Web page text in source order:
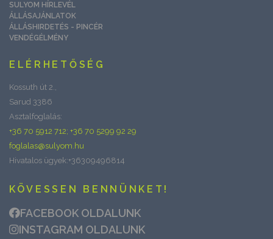
SULYOM HÍRLEVÉL
ÁLLÁSAJÁNLATOK
ÁLLÁSHIRDETÉS - PINCÉR
VENDÉGÉLMÉNY
ELÉRHETŐSÉG
Kossuth út 2.,
Sarud 3386
Asztalfoglalás:
+36 70 5912 712; +36 70 5299 92 29
foglalas@sulyom.hu
Hivatalos ügyek:+36309496814
KÖVESSEN BENNÜNKET!
FACEBOOK OLDALUNK
INSTAGRAM OLDALUNK